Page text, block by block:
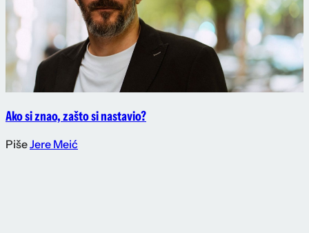
Ako si znao, zašto si nastavio?
PišeJere Meić